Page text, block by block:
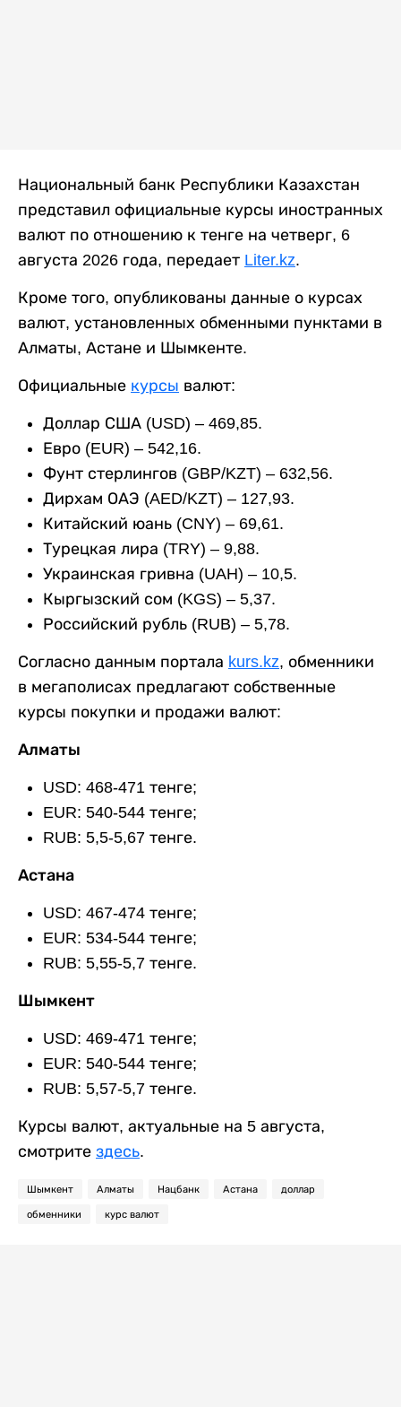
Национальный банк Республики Казахстан
представил официальные курсы иностранных
валют по отношению к тенге на четверг, 6
августа 2026 года, передает Liter.kz.
Кроме того, опубликованы данные о курсах
валют, установленных обменными пунктами в
Алматы, Астане и Шымкенте.
Официальные курсы валют:
Доллар США (USD) – 469,85.
Евро (EUR) – 542,16.
Фунт стерлингов (GBP/KZT) – 632,56.
Дирхам ОАЭ (AED/KZT) – 127,93.
Китайский юань (CNY) – 69,61.
Турецкая лира (TRY) – 9,88.
Украинская гривна (UAH) – 10,5.
Кыргызский сом (KGS) – 5,37.
Российский рубль (RUB) – 5,78.
Согласно данным портала kurs.kz, обменники
в мегаполисах предлагают собственные
курсы покупки и продажи валют:
Алматы
USD: 468-471 тенге;
EUR: 540-544 тенге;
RUB: 5,5-5,67 тенге.
Астана
USD: 467-474 тенге;
EUR: 534-544 тенге;
RUB: 5,55-5,7 тенге.
Шымкент
USD: 469-471 тенге;
EUR: 540-544 тенге;
RUB: 5,57-5,7 тенге.
Курсы валют, актуальные на 5 августа,
смотрите здесь.
Шымкент Алматы Нацбанк Астана доллар
обменники курс валют